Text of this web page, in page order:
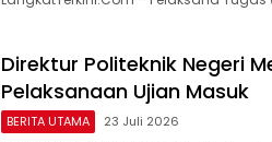
Direktur Politeknik Negeri
Pelaksanaan Ujian Masuk
BERITA UTAMA 23 Juli 2026